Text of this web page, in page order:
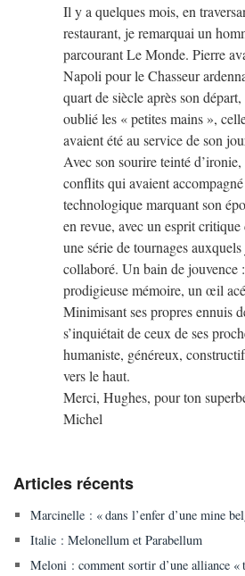
Il y a quelques mois, en
restaurant, je remarquai un
parcourant Le Monde. Pierre
Napoli pour le Chasseur
quart de siècle après son
oublié les « petites mains »,
avaient été au service de son
Avec son sourire teinté
conflits qui avaient
technologique marquant son
en revue, avec un esprit
une série de tournages auxquels
collaboré. Un bain de jouvence
prodigieuse mémoire, un œil
Minimisant ses propres ennuis
s’inquiétait de ceux de ses
humaniste, généreux,
vers le haut.
Merci, Hughes, pour ton
Michel
Articles récents
Marcinelle : « dans l’enfer d’une mine
Italie : Melonellum et Parabellum
Meloni : comment sortir d’une alliance «